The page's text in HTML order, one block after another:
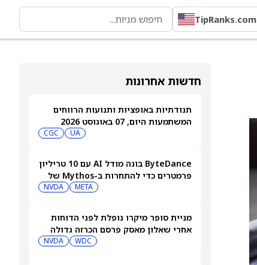
TipRanks.com
חדשות אחרונות
תנודתיות באופציות ותנועות הרווחים
המשתמעות היום, 07 באוגוסט 2026
UA
CGC
ByteDance בונה מודל AI עם 10 טריליון
פרמטרים כדי להתחרות ב-Mythos של
META
NVDA
מניית סופר מיקרו נופלת לפני הדוחות
אחרי שאלון מאסק פרסם הכרזה גדולה
WDC
NVDA